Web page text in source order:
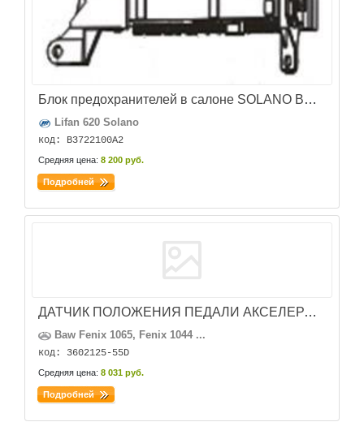
Блок предохранителей в салоне SOLANO B3722100A2
Lifan 620 Solano
код: B3722100A2
Средняя цена: 8 200 руб.
Подробней
ДАТЧИК ПОЛОЖЕНИЯ ПЕДАЛИ АКСЕЛЕРАТОРА (ЕВРО3)
Baw Fenix 1065, Fenix 1044 ...
код: 3602125-55D
Средняя цена: 8 031 руб.
Подробней